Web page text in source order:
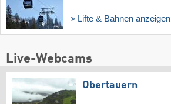
Lifte & Bahnen anzeigen
Live-Webcams
Obertauern